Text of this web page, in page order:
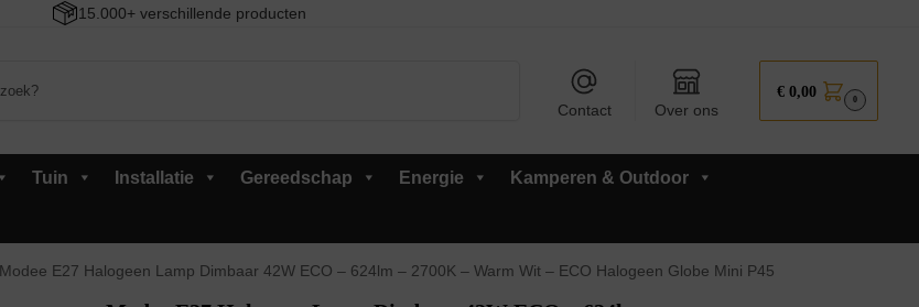
15.000+ verschillende producten
Contact Over ons
€ 0,00 0
Tuin Installatie Gereedschap Energie Kamperen & Outdoor
Modee E27 Halogeen Lamp Dimbaar 42W ECO – 624lm – 2700K – Warm Wit – ECO Halogeen Globe Mini P45